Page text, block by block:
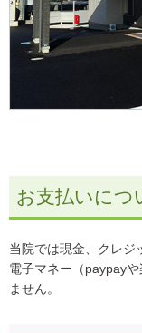
お支払いにつ
当院では現金、クレジ
電子マネー（paypay
ません。